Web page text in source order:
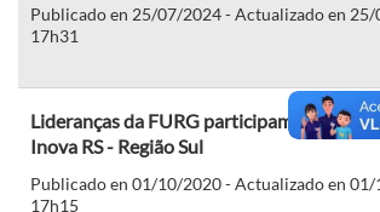
Publicado en 25/07/2024 - Actualizado en
17h31
Lideranças da FURG participam de
Inova RS - Região Sul
Publicado en 01/10/2020 - Actualizado en
17h15